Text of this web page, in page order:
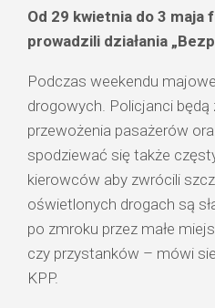
Od 29 kwietnia do 3
prowadzili działania
Podczas weekendu
drogowych. Policjanci
przewożenia pasażerów
spodziewać się także
kierowców aby zwrócili
oświetlonych drogach są
po zmroku przez małe
czy przystanków – mówi
KPP.